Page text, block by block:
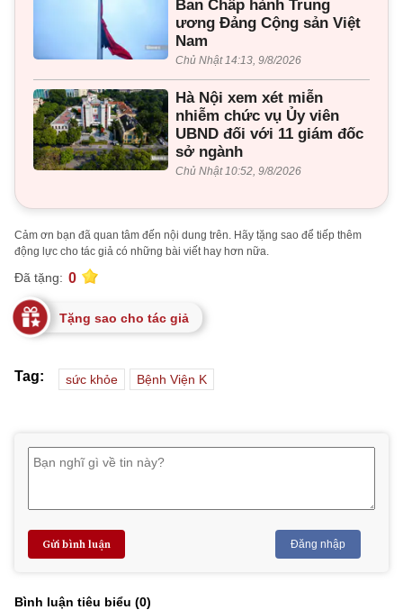
Ban Chấp hành Trung
ương Đảng Cộng sản Việt
Nam
Chủ Nhật 14:13, 9/8/2026
Hà Nội xem xét miễn
nhiễm chức vụ Ủy viên
UBND đối với 11 giám đốc
sở ngành
Chủ Nhật 10:52, 9/8/2026
Cảm ơn bạn đã quan tâm đến nội dung trên. Hãy tặng sao để tiếp thêm
động lực cho tác giả có những bài viết hay hơn nữa.
Đã tặng: 0
Tặng sao cho tác giả
Tag: sức khỏe Bệnh Viện K
Gửi bình luận Đăng nhập
Bình luận tiêu biểu (0)